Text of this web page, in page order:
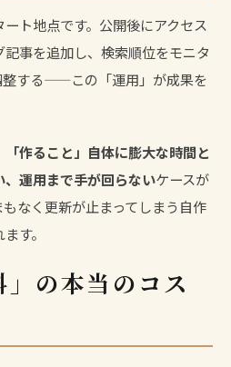
ト地点です。公開後にアクセス
事を追加し、検索順位をモニタ
整する——この「運用」が成果を
「作ること」自体に膨大な時間と
運用まで手が回らないケースが
なく更新が止まってしまう自作
す。
の本当のコス